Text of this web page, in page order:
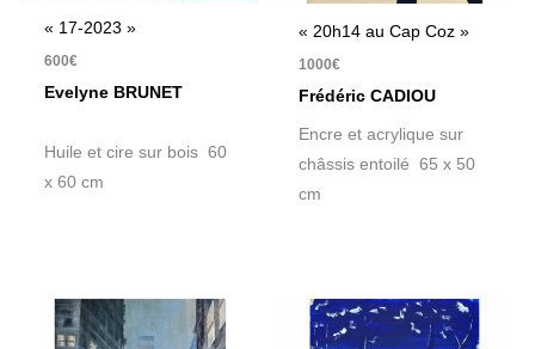
« 17-2023 »
600€
Evelyne BRUNET
Huile et cire sur bois 60
x 60 cm
« 20h14 au Cap Coz »
1000€
Frédéric CADIOU
Encre et acrylique sur
châssis entoilé 65 x 50
cm